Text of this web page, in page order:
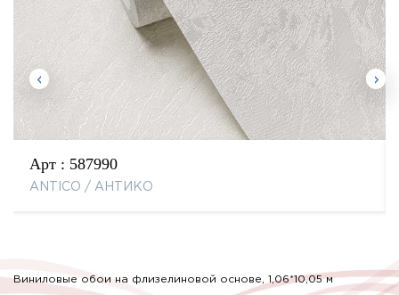
Арт : 587990
ANTICO / АНТИКО
Виниловые обои на флизелиновой основе, 1,06*10,05 м